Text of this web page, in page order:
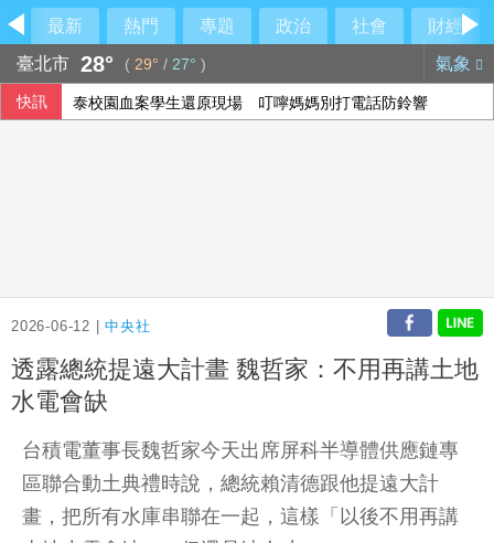
最新 熱門 專題 政治 社會
財經
臺北市 28° ( 29° / 27° ) 氣象
快訊 泰校園血案學生還原現場 叮嚀媽媽別打電話防鈴響
2026-06-12 |中央社
透露總統提遠大計畫 魏哲家：不用再講土地
水電會缺
台積電董事長魏哲家今天出席屏科半導體供應鏈專
區聯合動土典禮時說，總統賴清德跟他提遠大計
畫，把所有水庫串聯在一起，這樣「以後不用再講